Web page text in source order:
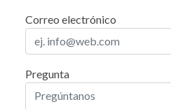
Correo electrónico
Pregunta